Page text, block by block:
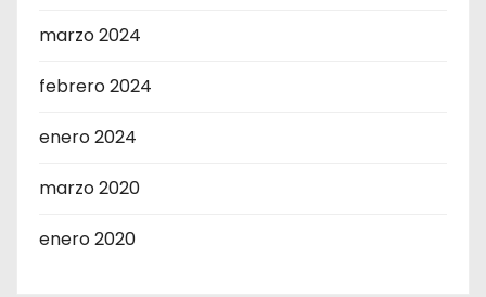
marzo 2024
febrero 2024
enero 2024
marzo 2020
enero 2020